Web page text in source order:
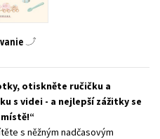
Poézia
adult
Young adult (SK)
štýl
otiskněte ručičku a
s videi - a nejlepší zážitky se
s něžným nadčasovým